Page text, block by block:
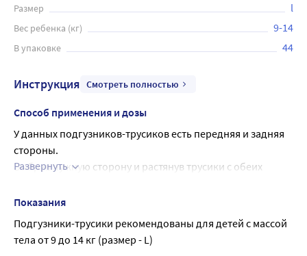
Размер l
Вес ребенка (кг) 9-14
В упаковке 44
Инструкция Смотреть полностью
Способ применения и дозы
У данных подгузников-трусиков есть передняя и задняя
стороны.
Выбрав нужную сторону и растянув трусики с обеих
Подтяните трусики до уровня пупка.
Проверьте, чтобы в районе бедер не образовалось
щелей.
Убедитесь, что оборочки вокруг ножек и вокруг талии не
Развернуть
Показания
Подгузники-трусики рекомендованы для детей с массой
тела от 9 до 14 кг (размер - L)